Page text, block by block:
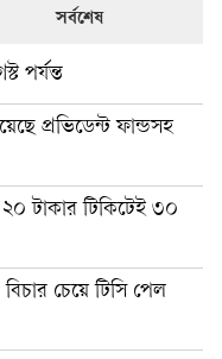
সর্বশেষ
পর্যন্ত
প্রভিডেন্ট ফান্ডসহ
টাকার টিকিটেই ৩০
চেয়ে টিসি পেল